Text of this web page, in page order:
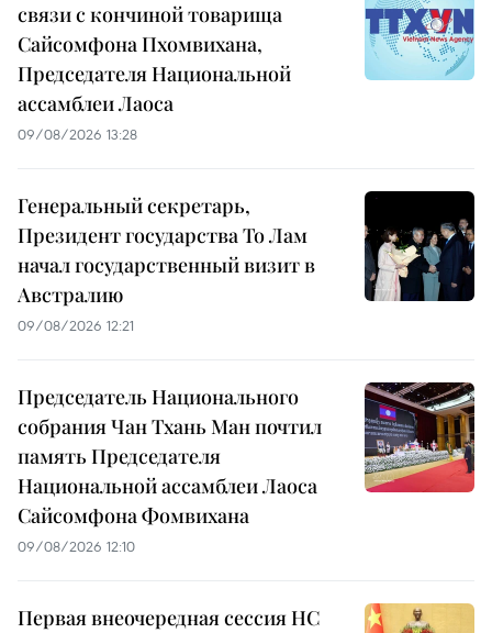
связи с кончиной товарища
Сайсомфона Пхомвихана,
Председателя Национальной
ассамблеи Лаоса
09/08/2026 13:28
Генеральный секретарь,
Президент государства То Лам
начал государственный визит в
Австралию
09/08/2026 12:21
Председатель Национального
собрания Чан Тхань Ман почтил
память Председателя
Национальной ассамблеи Лаоса
Сайсомфона Фомвихана
09/08/2026 12:10
Первая внеочередная сессия НС